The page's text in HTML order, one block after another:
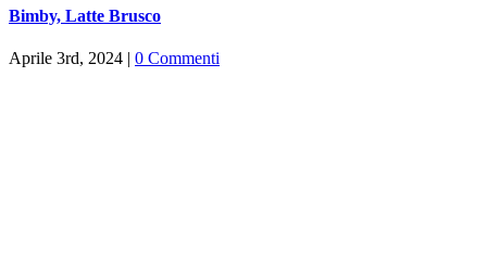
Bimby, Latte Brusco
Aprile 3rd, 2024 | 0 Commenti